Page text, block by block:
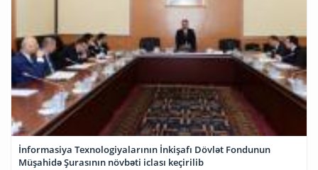
İnformasiya Texnologiyalarının İnkişafı Dövlət Fondunun
Müşahidə Şurasının növbəti iclası keçirilib